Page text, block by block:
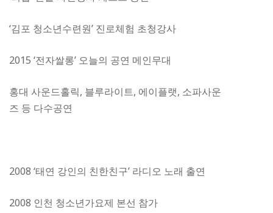
‘김포 청소년수련원’ 진로체험 초청강사
2015 ‘전자쌀롱’ 오늘의 공연 메인무대
홍대 사운드홀릭, 블루라이트, 에이플랫, 소파사운
즈 등 다수공연
2008 ‘태연 강인의 친한친구’ 라디오 노래 출연
2008 인천 청소년가요제 본선 참가